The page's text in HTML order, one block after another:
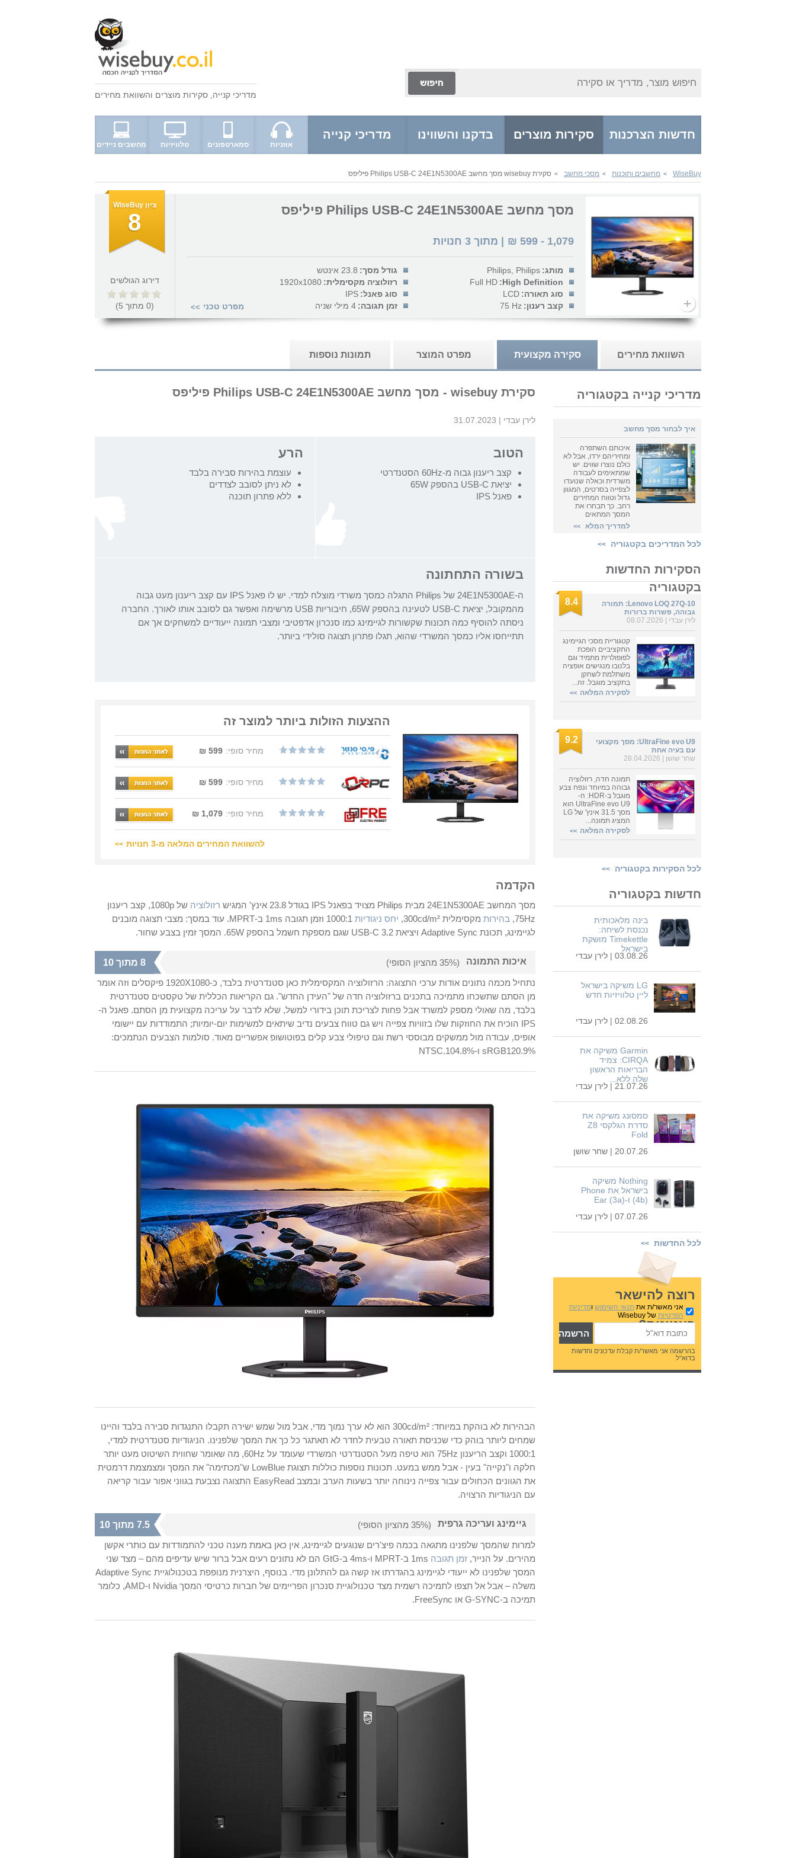
חיפוש מוצר, מדריך או סקירה
מדריכי קנייה סקירות מוצרים והשוואת מחירים
חדשות הצרכנות סקירות מוצרים בדקנו והשווינו מדריכי קנייה
אוזניות סמארטפונים טלוויזיות מחשבים ניידים
WiseBuy
> מחשבים ותוכנות > מסכי מחשב > סקירת wisebuy מסך מחשב Philips USB-C 24E1N5300AE פיליפס
מסך מחשב Philips USB-C 24E1N5300AE פיליפס
1,079
-
599
₪ | מתוך 3 חנויות
מותג: Philips, Philips גודל מסך: 23.8 אינטש
High Definition:
Full HD רזולוציה מקסימלית: 1920x1080
סוג תאורה: LCD סוג פאנל: IPS
קצב רענון: 75 Hz זמן תגובה: 4 מילי שניה מפרט טכני >>
ציון WiseBuy
8
דירוג הגולשים
(
0 מתוך 5
)
השוואת מחירים סקירה מקצועית מפרט המוצר תמונות נוספות
מדריכי קנייה בקטגוריה
איך לבחור מסך מחשב
איכותם השתפרה
ומחיריהם ירדו, אבל לא
כולם נוצרו שווים. יש
שמתאימים לעבודה
משרדית וכאלה שנועדו
לצפייה בסרטים, המגוון
גדול וטווח המחירים
רחב. כך תבחרו את
המסך המתאים
למדריך המלא
>>
לכל המדריכים בקטגוריה >>
הסקירות החדשות
בקטגוריה
Lenovo LOQ 27Q-10: תמורה
גבוהה, פשרות ברורות
לירן עבדי
8.4
קטגוריית מסכי הגיימינג
התקציביים הופכת
לפופולרית מתמיד וגם
בלנובו מנגישים אופציה
משתלמת לשחקן
בתקציב מוגבל. זה...
לסקירה המלאה >>
UltraFine evo U9: מסך מקצועי
עם בעיה אחת
שחר שושן
9.2
תמונה חדה, רזולוציה
גבוהה במיוחד ונפח צבע
מוגבל ב-HDR: ה-
UltraFine evo U9 הוא
מסך 31.5 אינץ' של LG
המציג תמונה...
לסקירה המלאה >>
לכל הסקירות בקטגוריה >>
חדשות בקטגוריה
בינה מלאכותית
נכנסת לשיחה:
Timekettle מושקת
בישראל
03.08.26 | לירן עבדי
LG משיקה בישראל
ליין טלוויזיות חדש
02.08.26 | לירן עבדי
Garmin משיקה את
CIRQA: צמיד
הבריאות הראשון
שלה ללא...
21.07.26 | לירן עבדי
סמסונג משיקה את
סדרת הגלקסי Z8
Fold
20.07.26 |
שחר שושן
Nothing משיקה
בישראל את Phone
(4b) ו-Ear (3a)
07.07.26 |
לירן עבדי
לכל החדשות >>
רוצה להישאר
בעניינים?
אני מאשר/ת את תנאי השימוש ומדיניות
הפרטיות של Wisebuy
בהרשמה אני מאשר/ת קבלת עדכונים וחדשות
בדוא"ל
סקירת wisebuy - מסך מחשב Philips USB-C 24E1N5300AE פיליפס
לירן עבדי |
הטוב
קצב ריענון גבוה מ-60Hz הסטנדרטי
יציאת USB-C בהספק 65W
פאנל IPS
הרע
עוצמת בהירות סבירה בלבד
לא ניתן לסובב לצדדים
ללא פתרון תוכנה
בשורה התחתונה
ה-24E1N5300AE של Philips התגלה כמסך משרדי מוצלח למדי. יש לו פאנל IPS עם קצב ריענון מעט גבוה
מהמקובל, יציאת USB-C לטעינה בהספק 65W, חיבוריות USB מרשימה ואפשר גם לסובב אותו לאורך. החברה
ניסתה להוסיף כמה תכונות שקשורות לגיימינג כמו סנכרון אדפטיבי ומצבי תמונה ייעודיים למשחקים אך אם
תתייחסו אליו כמסך המשרדי שהוא, תגלו פתרון תצוגה סולידי ביותר.
ההצעות הזולות ביותר למוצר זה
מחיר סופי: 599 ₪
מחיר סופי: 599 ₪
מחיר סופי: 1,079 ₪
להשוואת המחירים המלאה מ-3 חנויות >>
הקדמה
מסך המחשב 24E1N5300AE מבית Philips מצויד בפאנל IPS בגודל 23.8 אינץ' המגיש רזולוציה
של 1080p, קצב ריענון
75Hz, בהירות מקסימלית 300cd/m², יחס ניגודיות
1000:1 וזמן תגובה 1ms ב-MPRT. עוד במסך: מצבי תצוגה מובנים
לגיימינג, תכונת Adaptive Sync ויציאת USB-C 3.2 שגם מספקת חשמל בהספק 65W. המסך זמין בצבע שחור.
איכות התמונה (35% מהציון הסופי)
8 מתוך 10
נתחיל מכמה נתונים אודות ערכי התצוגה: הרזולוציה המקסימלית כאן סטנדרטית בלבד, כ-1920X1080 פיקסלים וזה אומר
מן הסתם שתשכחו מתמיכה בתכנים ברזולוציה חדה של "העידן החדש". גם הקריאות הכללית של טקסטים סטנדרטית
בלבד, מה שאולי מספק למשרד אבל פחות לצריכת תוכן בידורי למשל, שלא לדבר על עריכה מקצועית מן הסתם. פאנל ה-
IPS הוכיח את החוזקות שלו בזוויות צפייה ויש גם טווח צבעים נדיב שיתאים למשימות יום-יומיות; התמודדות עם יישומי
אופיס, עבודה מול ממשקים מבוססי רשת וגם טיפולי צבע קלים בפוטושופ אפשריים מאוד. סולמות הצבעים הנתמכים:
sRGB120.9% ו-NTSC.104.8%
הבהירות לא בוהקת במיוחד: 300cd/m² הוא לא ערך נמוך מדי, אבל מול שמש ישירה תקבלו התנגדות סבירה בלבד והיינו
שמחים ליותר בוהק כדי שכניסת תאורה טבעית לחדר לא תאתגר כל כך את המסך שלפנינו. הניגודיות סטנדרטית למדי,
1000:1 וקצב הריענון 75Hz הוא טיפה מעל הסטנדרטי המשרדי שעומד על 60Hz, מה שאומר שחווית השיטוט מעט יותר
חלקה ו"נקייה" בעין - אבל ממש במעט. תכונות נוספות כוללות תצוגת LowBlue ש"מכתימה" את המסך ומצמצמת דרמטית
את הגוונים הכחולים עבור צפייה נינוחה יותר בשעות הערב ובמצב EasyRead התצוגה נצבעת בגווני אפור עבור קריאה
עם הניגודיות הרצויה.
גיימינג ועריכה גרפית (35% מהציון הסופי)
7.5 מתוך 10
למרות שהמסך שלפנינו מתגאה בכמה פיצ'רים שנוגעים לגיימינג, אין כאן באמת מענה טכני להתמודדות עם כותרי אקשן
מהירים. על הנייר, זמן תגובה
1ms ב-MPRT ו-4ms ב-GtG הם לא נתונים רעים אבל ברור שיש עדיפים מהם – מצד שני
המסך שלפנינו לא ייעודי לגיימינג בהגדרתו אז קשה גם להתלונן מדי. בנוסף, היצרנית מנופפת בטכנולוגיית Adaptive Sync
משלה – אבל אל תצפו לתמיכה רשמית מצד טכנולוגיית סנכרון הפריימים של חברות כרטיסי המסך Nvidia ו-AMD, כלומר
תמיכה ב-G-SYNC או FreeSync.